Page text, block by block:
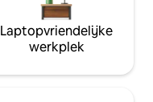
Laptopvriendelijke
werkplek